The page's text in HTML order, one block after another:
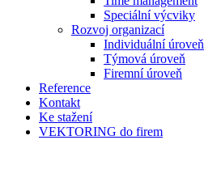
Speciální výcviky
Rozvoj organizací
Individuální úroveň
Týmová úroveň
Firemní úroveň
Reference
Kontakt
Ke stažení
VEKTORING do firem